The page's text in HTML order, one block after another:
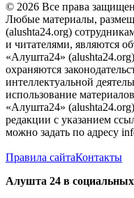
© 2026 Все права
Любые материалы,
(alushta24.org)
и читателями, являются
«Алушта24»
охраняются
интеллектуальной
использование
«Алушта24»
редакции с указанием
можно задать по адресу
Правила сайтаКонтакты
Алушта 24 в социальных